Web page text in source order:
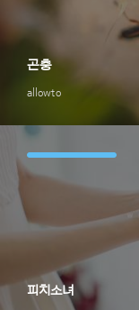
allowto
곤충
피치소녀